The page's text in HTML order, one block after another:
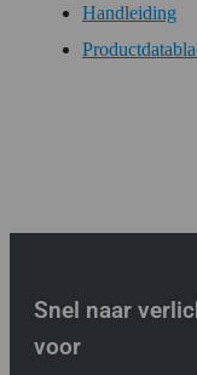
Handleiding
Snel naar
voor